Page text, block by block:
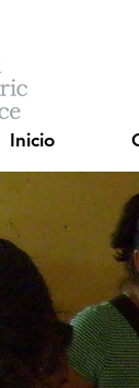
Inicio